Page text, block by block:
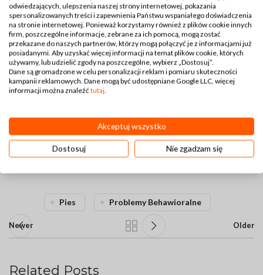
Naucz psa alternatywnych sposobów powitania, np. siadania.
Ignoruj skakanie i nagradzaj spokojne zachowanie.
Podsumowanie
Problemy behawioralne u psów mogą być frustrujące, ale większość
konsekwencję i zapewnienie psu odpowiednich warunków. Jeśli
problem jest poważny, warto skonsultować się z profesjonalnym
behawiorystą, aby znaleźć najlepsze rozwiązanie. Pamiętaj, że
cierpliwość i pozytywne wzmocnienie są kluczowe w pracy z psem!
Pies Problemy Behawioralne
Newer Older
Related Posts
odwiedzających, ulepszenia naszej strony internetowej, pokazania
spersonalizowanych treści i zapewnienia Państwu wspaniałego doświadczenia
na stronie internetowej. Ponieważ korzystamy również z plików cookie innych
firm, poszczególne informacje, zebrane za ich pomocą, mogą zostać
przekazane do naszych partnerów, którzy mogą połączyć je z informacjami już
posiadanymi. Aby uzyskać więcej informacji na temat plików cookie, których
używamy, lub udzielić zgody na poszczególne, wybierz „Dostosuj”.
Dane są gromadzone w celu personalizacji reklam i pomiaru skuteczności
kampanii reklamowych. Dane mogą być udostępniane Google LLC, więcej
informacji można znaleźćtutaj.
Akceptuj wszystko
Dostosuj Nie zgadzam się